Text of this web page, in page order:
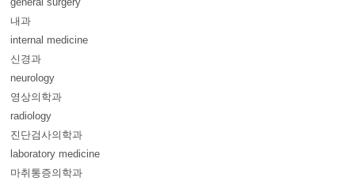
내과
internal medicine
신경과
neurology
영상의학과
radiology
진단검사의학과
laboratory medicine
마취통증의학과